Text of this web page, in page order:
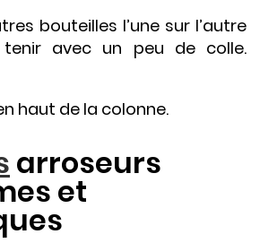
bouteilles l’une sur l’autre
avec un peu de colle.
haut de la colonne.
arroseurs
et